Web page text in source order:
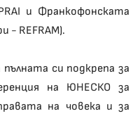
и Франкофонската
- REFRAM).
си подкрепа за
на ЮНЕСКО за
на човека и за